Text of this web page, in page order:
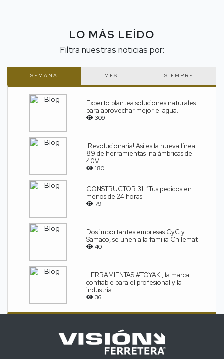
LO MÁS LEÍDO
Filtra nuestras noticias por:
SEMANA MES SIEMPRE
Experto plantea soluciones naturales
para aprovechar mejor el agua.
309
¡Revolucionaria! Así es la nueva línea
89 de herramientas inalámbricas de
40V
180
CONSTRUCTOR 31: “Tus pedidos en
menos de 24 horas"
79
Dos importantes empresas CyC y
Samaco, se unen a la familia Chilemat
40
HERRAMIENTAS #TOYAKI, la marca
confiable para el profesional y la
industria
36